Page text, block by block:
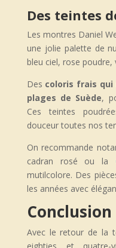
Des teintes
Les montres Daniel
une jolie palette de
bleu ciel, rose poudre,
Des coloris frais
plages de Suède,
Ces teintes
douceur toutes nos
On recommande
cadran rosé ou la
mutilcolore. Des
les années avec
Conclusion
Avec le retour de la